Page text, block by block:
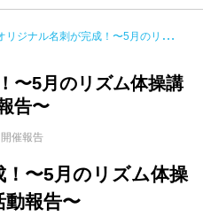
ジナル名刺が完成！〜5月のリズム体操講師コミュニティー活動報告〜
〜5月のリズム体操講
告〜
開催報告
〜5月のリズム体操
報告〜